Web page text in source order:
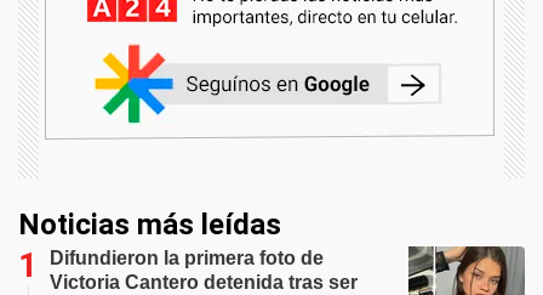
Noticias más leídas
Difundieron la primera foto de
Victoria Cantero detenida tras ser